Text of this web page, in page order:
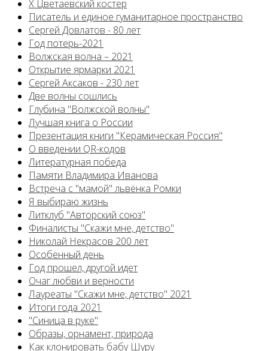
X Цветаевский костер
Писатель и единое гуманитарное пространство
Сергей Довлатов - 80 лет
Год потерь-2021
Волжская волна – 2021
Открытие ярмарки 2021
Сергей Аксаков - 230 лет
Две волны сошлись
Глубина "Волжской волны"
Лучшая книга о России
Презентация книги "Керамическая Россия"
О введении QR-кодов
Литературная победа
Памяти Владимира Иванова
Встреча с "мамой" львёнка Ромки
Я выбираю жизнь
Литклуб "Авторский союз"
Финалисты "Скажи мне, детство"
Николай Некрасов 200 лет
Особенный день
Год прошел, другой идет
Очаг любви и верности
Лауреаты "Скажи мне, детство" 2021
Итоги года 2021
"Синица в руке"
Образы, орнамент, природа
Как клонировать бабу Шуру